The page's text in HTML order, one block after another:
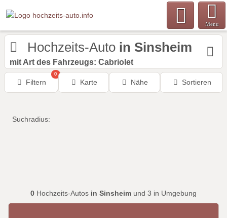
Menu
Hochzeits-Auto in Sinsheim
mit Art des Fahrzeugs: Cabriolet
Filtern
0
Karte Nähe Sortieren
Suchradius:
0 Hochzeits-Autos in Sinsheim und 3 in Umgebung